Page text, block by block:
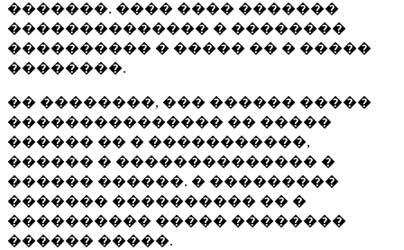
�������. ���� ���� �������
�������������� � ��������
���������� � ����� �� � �����
��������.
�� ��������, ��� ������ �����
��������������� �� �����
������ �� � �����������,
������ � �������������� �
������ ������. � ���������
������� ���������� �� �
���������� ����� ��������
������ �����.